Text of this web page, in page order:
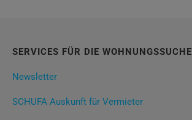
SERVICES FÜR DIE WOHNUNGSSUCHE
Newsletter
SCHUFA Auskunft für Vermieter